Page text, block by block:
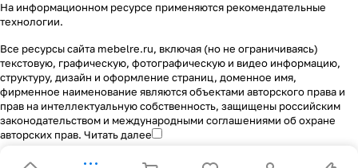
На информационном ресурсе применяются рекомендательные
технологии.
Все ресурсы сайта mebelre.ru, включая (но не ограничиваясь)
текстовую, графическую, фотографическую и видео информацию,
структуру, дизайн и оформление страниц, доменное имя,
фирменное наименование являются объектами авторского права и
прав на интеллектуальную собственность, защищены российским
законодательством и международными соглашениями об охране
авторских прав. Читать далее